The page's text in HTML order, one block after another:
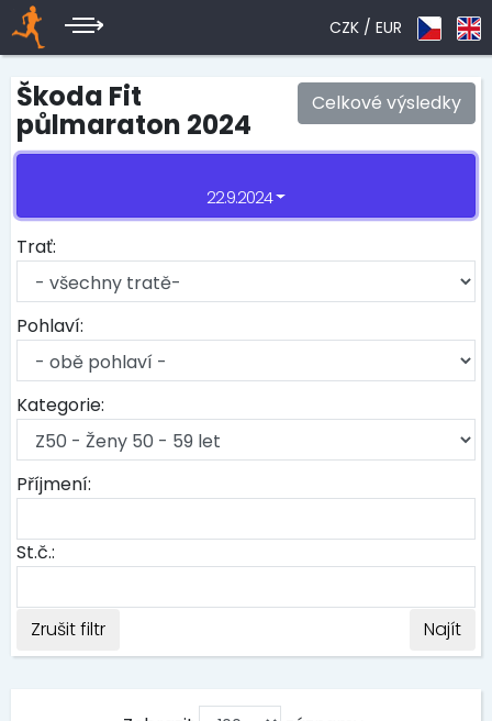
CZK / EUR
Celkové výsledky
Škoda Fit
půlmaraton 2024
22.9.2024
Trať:
Pohlaví:
Kategorie:
Příjmení:
St.č.:
Zrušit filtr Najít